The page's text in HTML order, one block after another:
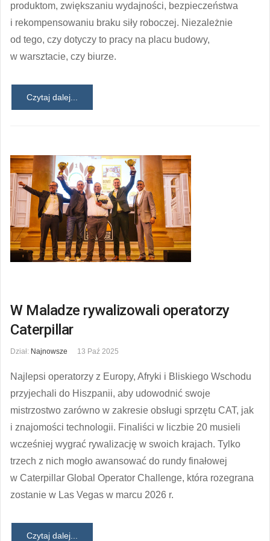
produktom, zwiększaniu wydajności, bezpieczeństwa
i rekompensowaniu braku siły roboczej. Niezależnie
od tego, czy dotyczy to pracy na placu budowy,
w warsztacie, czy biurze.
Czytaj dalej...
W Maladze rywalizowali operatorzy
Caterpillar
Dział: Najnowsze 13 Paź 2025
Najlepsi operatorzy z Europy, Afryki i Bliskiego Wschodu
przyjechali do Hiszpanii, aby udowodnić swoje
mistrzostwo zarówno w zakresie obsługi sprzętu CAT, jak
i znajomości technologii. Finaliści w liczbie 20 musieli
wcześniej wygrać rywalizację w swoich krajach. Tylko
trzech z nich mogło awansować do rundy finałowej
w Caterpillar Global Operator Challenge, która rozegrana
zostanie w Las Vegas w marcu 2026 r.
Czytaj dalej...